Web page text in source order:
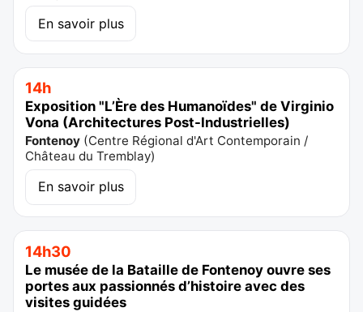
En savoir plus
14h
Exposition "L’Ère des Humanoïdes" de Virginio
Vona (Architectures Post-IndustrieIles)
Fontenoy (Centre Régional d'Art Contemporain /
Château du Tremblay)
En savoir plus
14h30
Le musée de la Bataille de Fontenoy ouvre ses
portes aux passionnés d’histoire avec des
visites guidées